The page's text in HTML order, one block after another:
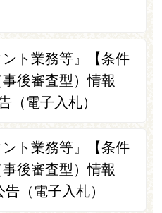
ント業務等』【条件
事後審査型）情報
（電子入札）
ント業務等』【条件
事後審査型）情報
（電子入札）